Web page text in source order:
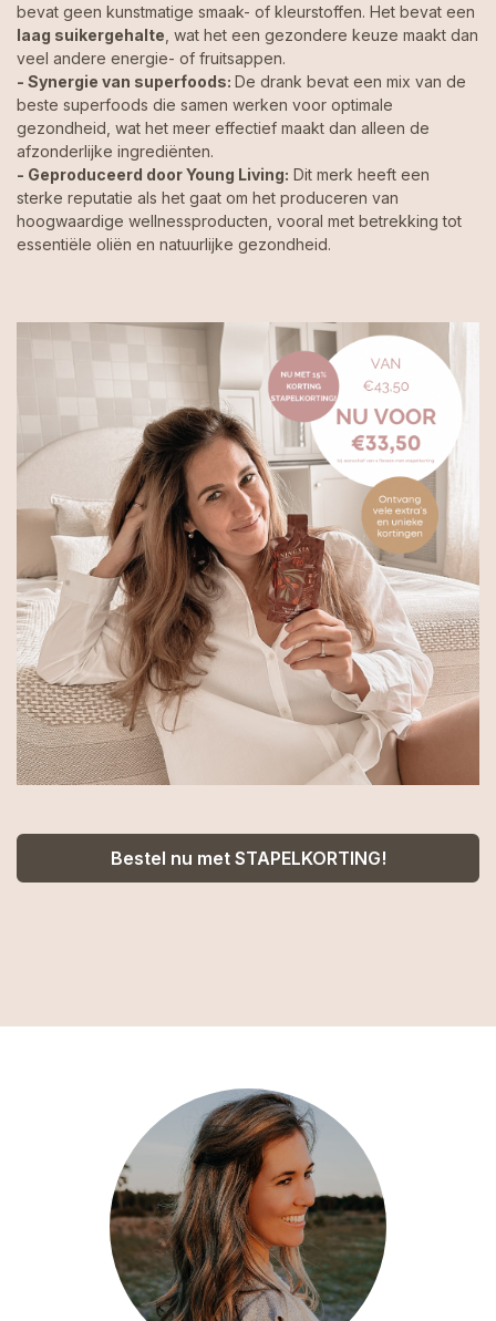
bevat geen kunstmatige smaak- of kleurstoffen. Het bevat een
laag suikergehalte , wat het een gezondere keuze maakt dan
veel andere energie- of fruitsappen.
- Synergie van superfoods: De drank bevat een mix van de
beste superfoods die samen werken voor optimale
gezondheid, wat het meer effectief maakt dan alleen de
afzonderlijke ingrediënten.
- Geproduceerd door Young Living: Dit merk heeft een
sterke reputatie als het gaat om het produceren van
hoogwaardige wellnessproducten, vooral met betrekking tot
essentiële oliën en natuurlijke gezondheid.
Bestel nu met STAPELKORTING!